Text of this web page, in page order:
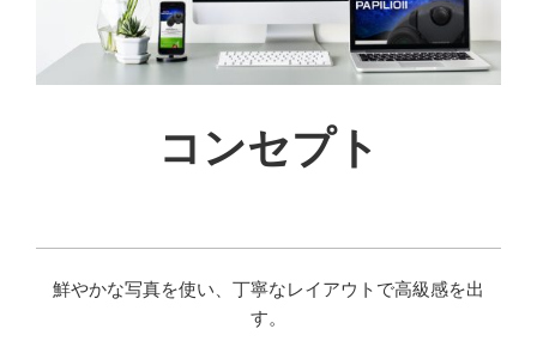
コンセプト
鮮やかな写真を使い、丁寧なレイアウトで高級感を出
す。